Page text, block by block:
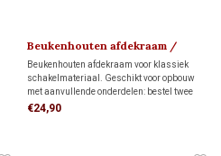
Beukenhouten afdekraam /
montageplaat 1910
Beukenhouten afdekraam voor klassiek
schakelmateriaal. Geschikt voor opbouw
met aanvullende onderdelen: bestel twee
montageringen voor directe wandmontage
€24,90